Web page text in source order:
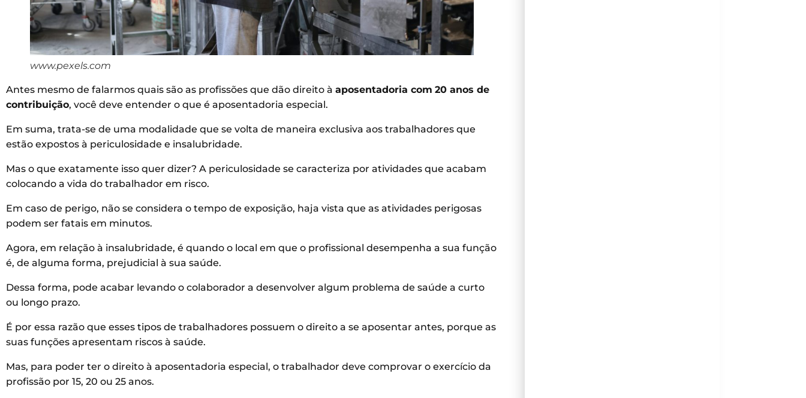
www.pexels.com
Antes mesmo de falarmos quais são as profissões que dão direito à aposentadoria com 20 anos de
contribuição, você deve entender o que é aposentadoria especial.
Em suma, trata-se de uma modalidade que se volta de maneira exclusiva aos trabalhadores que
estão expostos à periculosidade e insalubridade.
Mas o que exatamente isso quer dizer? A periculosidade se caracteriza por atividades que acabam
colocando a vida do trabalhador em risco.
Em caso de perigo, não se considera o tempo de exposição, haja vista que as atividades perigosas
podem ser fatais em minutos.
Agora, em relação à insalubridade, é quando o local em que o profissional desempenha a sua função
é, de alguma forma, prejudicial à sua saúde.
Dessa forma, pode acabar levando o colaborador a desenvolver algum problema de saúde a curto
ou longo prazo.
É por essa razão que esses tipos de trabalhadores possuem o direito a se aposentar antes, porque as
suas funções apresentam riscos à saúde.
Mas, para poder ter o direito à aposentadoria especial, o trabalhador deve comprovar o exercício da
profissão por 15, 20 ou 25 anos.